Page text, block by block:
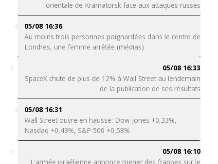
orientale de Kramatorsk face aux attaques russes
05/08 16:36
Au moins trois personnes poignardées dans le centre de
Londres, une femme arrêtée (médias)
05/08 16:33
SpaceX chute de plus de 12% à Wall Street au lendemain
de la publication de ses résultats
05/08 16:31
Wall Street ouvre en hausse: Dow Jones +0,33%,
Nasdaq +0,43%, S&P 500 +0,58%
05/08 16:10
L'armée israélienne annonce mener des frappes sur le